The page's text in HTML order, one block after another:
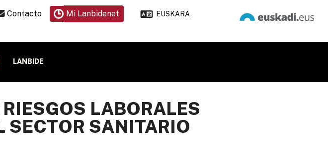
Contacto Mi Lanbidenet EUSKARA
LANBIDE
LABORALES
SECTOR SANITARIO